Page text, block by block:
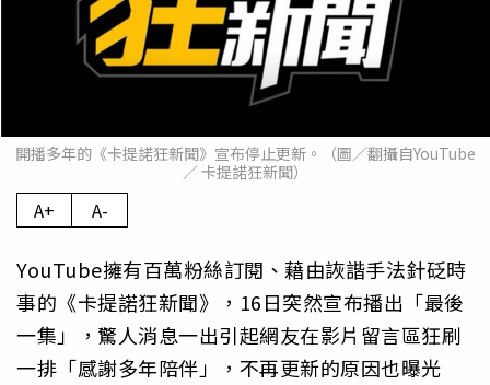
開播多年的《卡提諾狂新聞》宣布停止更新。（圖／翻攝自YouTube
／ 卡提諾狂新聞）
A+ A-
YouTube擁有百萬粉絲訂閱、藉由詼諧手法針砭時
事的《卡提諾狂新聞》，16日突然宣布播出「最後
一集」，驚人消息一出引起網友在影片留言區狂刷
一排「感謝多年陪伴」，不再更新的原因也曝光